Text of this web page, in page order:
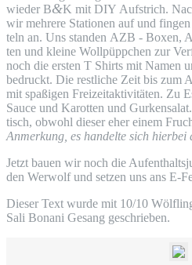
wie­der B&K mit DIY Auf­strich.
wir meh­re­re Sta­tio­nen auf und
teln an. Uns stan­den AZB - Boxen,
ten und klei­ne Woll­püpp­chen zur
noch die ers­ten T Shirts mit Namen
bedruckt. Die rest­li­che Zeit bis zum
mit spa­ßi­gen Frei­zeit­ak­ti­vi­tä­ten. Zu
Sau­ce und Karot­ten und
tisch, obwohl die­ser eher einem
Anmer­kung, es han­del­te sich
Jetzt bau­en wir noch die
den Wer­wolf und set­zen uns ans E-
Die­ser Text wur­de mit 10/10
Sali Bona­ni Gesang geschrieben.